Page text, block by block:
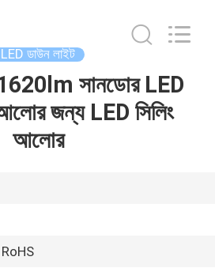
LED ডাউন লাইট
সানডোর LED
জন্য LED সিলিং
আলোর
RoHS